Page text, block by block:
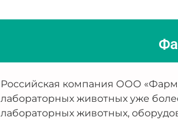
Российская компания ООО
лабораторных животных уже
лабораторных животных,